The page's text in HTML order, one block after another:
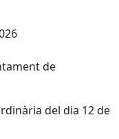
de
del dia 12 de